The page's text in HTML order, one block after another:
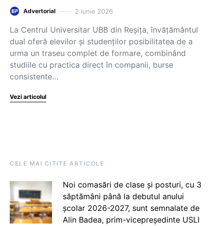
Advertorial 2 iunie 2026
La Centrul Universitar UBB din Reșița, învățământul
dual oferă elevilor și studenților posibilitatea de a
urma un traseu complet de formare, combinând
studiile cu practica direct în companii, burse
consistente…
Vezi articolul
CELE MAI CITITE ARTICOLE
Noi comasări de clase și posturi, cu 3
săptămâni până la debutul anului
școlar 2026-2027, sunt semnalate de
Alin Badea, prim-vicepreședinte USLI